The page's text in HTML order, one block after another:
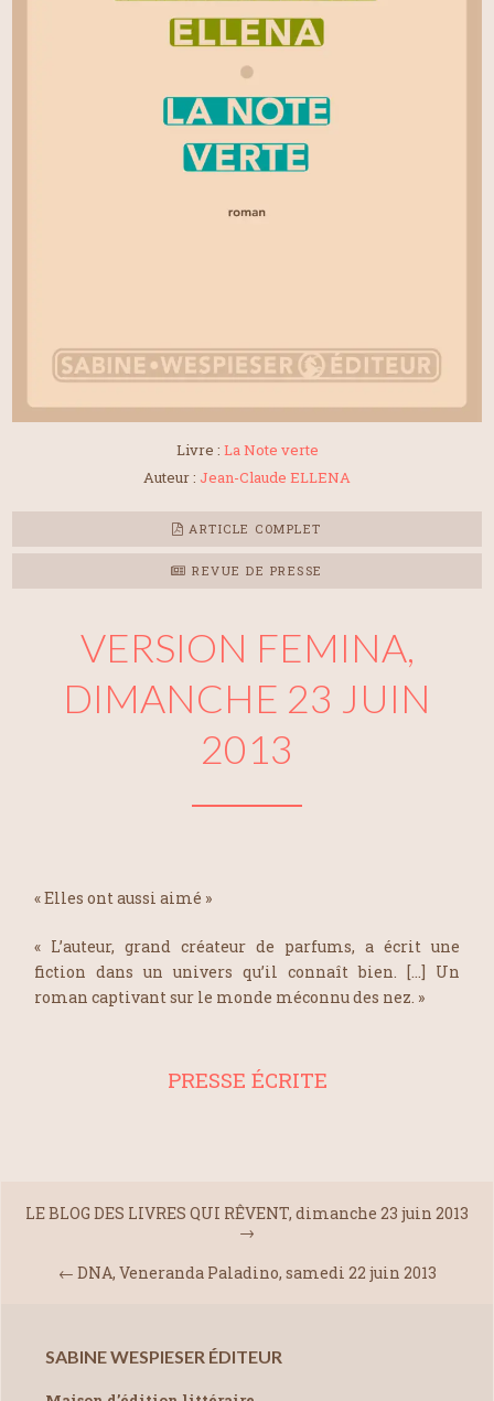
Livre : La Note verte
Auteur : Jean-Claude ELLENA
ARTICLE COMPLET
REVUE DE PRESSE
VERSION FEMINA,
DIMANCHE 23 JUIN
2013
« Elles ont aussi aimé »
« L’auteur, grand créateur de parfums, a écrit une
fiction dans un univers qu’il connaît bien. […] Un
roman captivant sur le monde méconnu des nez. »
PRESSE ÉCRITE
LE BLOG DES LIVRES QUI RÊVENT, dimanche 23 juin 2013
→
← DNA, Veneranda Paladino, samedi 22 juin 2013
SABINE WESPIESER ÉDITEUR